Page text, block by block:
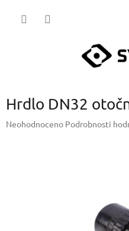
Hrdlo DN32
Průměrné
Neohodnoceno Podrobnosti